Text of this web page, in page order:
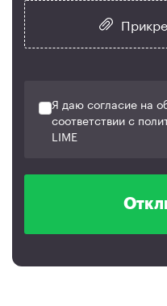
Я даю согласие на
соответствии с
LIME